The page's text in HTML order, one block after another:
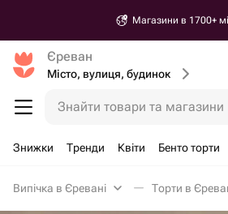
Магазини в 1700+
Єреван
Місто, вулиця, будинок
Знайти товари та магазини
Знижки Тренди Квіти Бенто торти
Випічка в Єревані Торти в